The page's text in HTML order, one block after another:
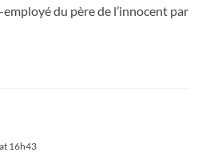
employé du père de l’innocent par
16h43